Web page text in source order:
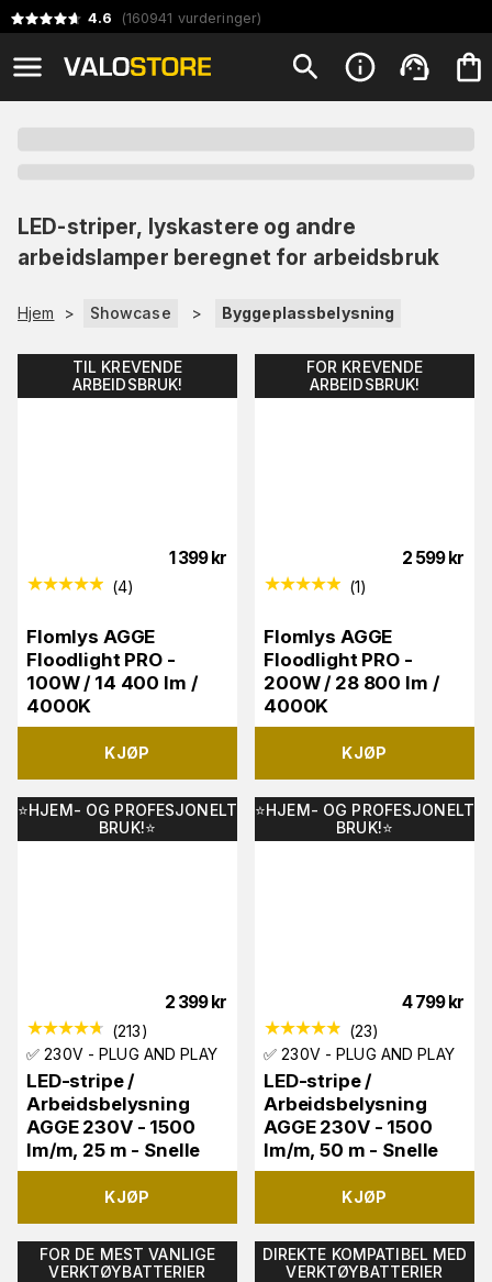
4.6 (160941 vurderinger)
LED-striper, lyskastere og andre
arbeidslamper beregnet for arbeidsbruk
Hjem > Showcase > Byggeplassbelysning
TIL KREVENDE
ARBEIDSBRUK!
1 399 kr
(4)
Flomlys AGGE
Floodlight PRO -
100W / 14 400 lm /
4000K
KJØP
FOR KREVENDE
ARBEIDSBRUK!
2 599 kr
(1)
Flomlys AGGE
Floodlight PRO -
200W / 28 800 lm /
4000K
KJØP
⭐️HJEM- OG PROFESJONELT
BRUK!⭐️
2 399 kr
(213)
✅ 230V - PLUG AND PLAY
LED-stripe /
Arbeidsbelysning
AGGE 230V - 1500
lm/m, 25 m - Snelle
KJØP
⭐️HJEM- OG PROFESJONELT
BRUK!⭐️
4 799 kr
(23)
✅ 230V - PLUG AND PLAY
LED-stripe /
Arbeidsbelysning
AGGE 230V - 1500
lm/m, 50 m - Snelle
KJØP
FOR DE MEST VANLIGE
VERKTØYBATTERIER
DIREKTE KOMPATIBEL MED
VERKTØYBATTERIER